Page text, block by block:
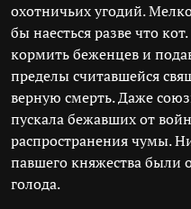
охотничьих угодий.
бы наесться разве что
кормить беженцев и
пределы считавшейся
верную смерть. Даже
пускала бежавших от
распространения чумы.
павшего княжества были
голода.